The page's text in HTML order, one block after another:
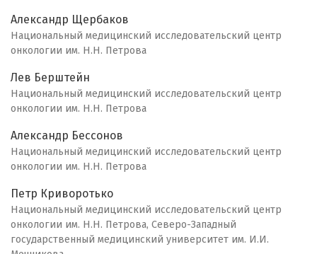
Александр Щербаков
Национальный медицинский исследовательский центр
онкологии им. Н.Н. Петрова
Лев Берштейн
Национальный медицинский исследовательский центр
онкологии им. Н.Н. Петрова
Александр Бессонов
Национальный медицинский исследовательский центр
онкологии им. Н.Н. Петрова
Петр Криворотько
Национальный медицинский исследовательский центр
онкологии им. Н.Н. Петрова, Северо-Западный
государственный медицинский университет им. И.И.